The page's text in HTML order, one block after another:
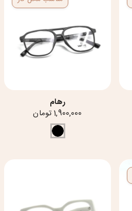
رهام
1,900,000 تومان